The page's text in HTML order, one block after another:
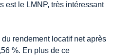
est le LMNP, très intéressant
rendement locatif net après
%. En plus de ce